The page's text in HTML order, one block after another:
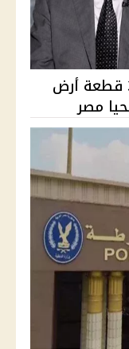
توفيق عكاشة يطالب بسحب 32 قطعة أرض
مصر